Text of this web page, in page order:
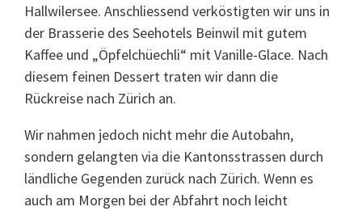
Hallwilersee. Anschliessend verköstigten wir uns in
der Brasserie des Seehotels Beinwil mit gutem
Kaffee und „Öpfelchüechli“ mit Vanille-Glace. Nach
diesem feinen Dessert traten wir dann die
Rückreise nach Zürich an.
Wir nahmen jedoch nicht mehr die Autobahn,
sondern gelangten via die Kantonsstrassen durch
ländliche Gegenden zurück nach Zürich. Wenn es
auch am Morgen bei der Abfahrt noch leicht